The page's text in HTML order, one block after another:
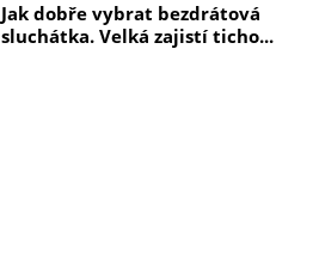
Jak dobře vybrat bezdrátová
sluchátka. Velká zajistí ticho...